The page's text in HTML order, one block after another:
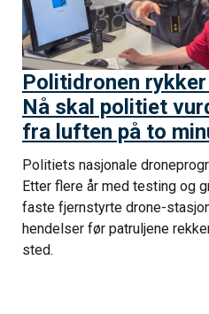
Politidronen
Nå skal politiet
fra luften på to
Politiets nasjonale
Etter flere år med testing og
faste fjernstyrte drone-
hendelser før patruljene
sted.